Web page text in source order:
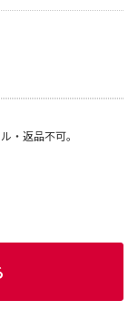
・返品不可。